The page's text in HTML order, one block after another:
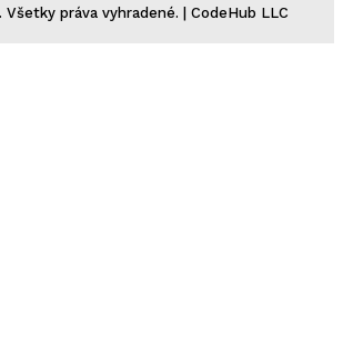
práva vyhradené. | CodeHub LLC